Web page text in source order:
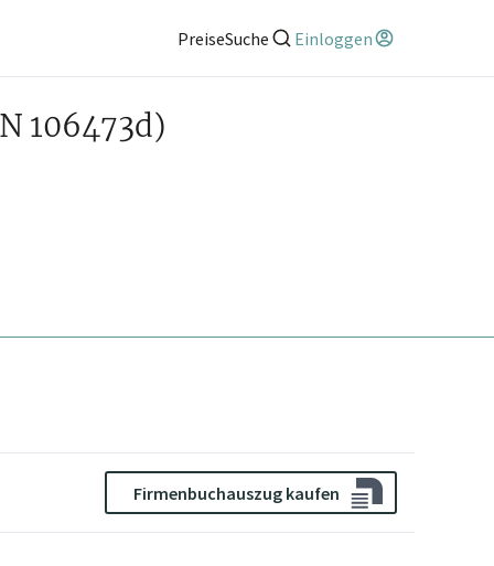
PreiseSuche Einloggen
106473d)
Firmenbuchauszug kaufen